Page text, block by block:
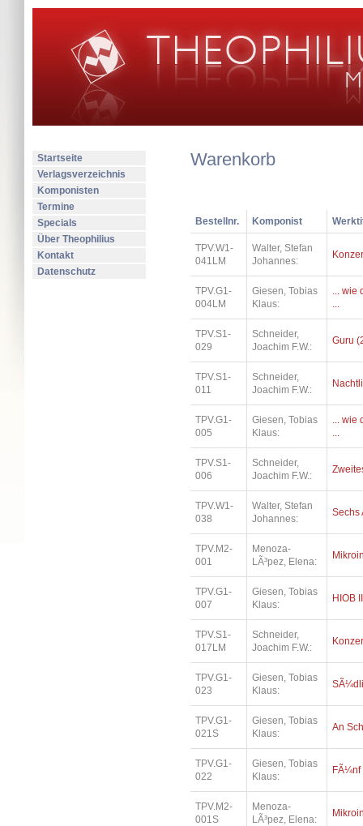
Startseite
Verlagsverzeichnis
Komponisten
Termine
Specials
Über Theophilius
Kontakt
Datenschutz
Warenkorb
Bestellnr. Komponist
TPV.W1-
041LM
Walter, Stefan
Johannes:
TPV.G1-
004LM
Giesen, Tobias
Klaus:
... wie
...
TPV.S1-
029
Schneider,
Joachim F.W.:
Guru
TPV.S1-
011
Schneider,
Joachim F.W.:
TPV.G1-
005
Giesen, Tobias
Klaus:
... wie
...
TPV.S1-
006
Schneider,
Joachim F.W.:
TPV.W1-
038
Walter, Stefan
Johannes:
Sechs
TPV.M2-
001
Menoza-
LÃ³pez, Elena:
TPV.G1-
007
Giesen, Tobias
Klaus:
HIOB II
TPV.S1-
017LM
Schneider,
Joachim F.W.:
TPV.G1-
023
Giesen, Tobias
Klaus:
TPV.G1-
021S
Giesen, Tobias
Klaus:
An
TPV.G1-
022
Giesen, Tobias
Klaus:
FÃ¼nf
TPV.M2-
001S
Menoza-
LÃ³pez, Elena: